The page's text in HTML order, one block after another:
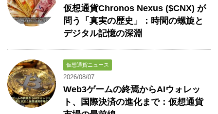
仮想通貨Chronos Nexus ($CNX) が
問う「真実の歴史」：時間の螺旋と
デジタル記憶の深淵
仮想通貨ニュース
2026/08/07
Web3ゲームの終焉からAIウォレッ
ト、国際決済の進化まで：仮想通貨